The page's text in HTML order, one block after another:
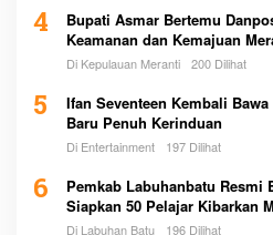
4
Bupati Asmar Bertemu
Keamanan dan Kemajuan
Di Kepulauan Meranti 200 Dilihat
5
Ifan Seventeen Kembali
Baru Penuh Kerinduan
Di Entertainment 197 Dilihat
6
Pemkab Labuhanbatu Resmi
Siapkan 50 Pelajar Kibarkan
Di Labuhan Batu 196 Dilihat